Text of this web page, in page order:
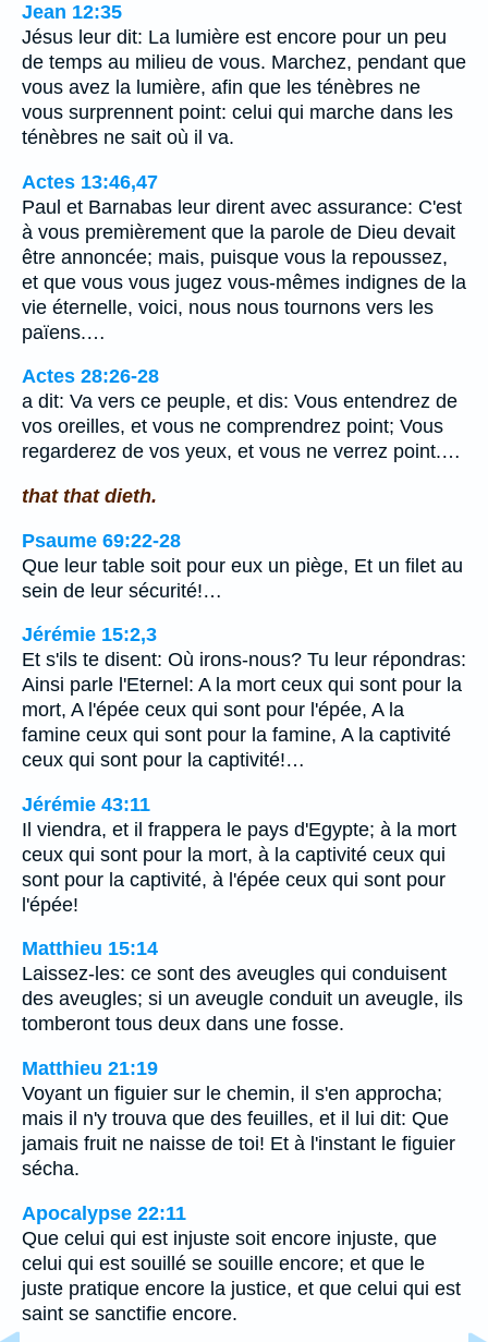
Jean 12:35
Jésus leur dit: La lumière est encore pour un peu
de temps au milieu de vous. Marchez, pendant que
vous avez la lumière, afin que les ténèbres ne
vous surprennent point: celui qui marche dans les
ténèbres ne sait où il va.
Actes 13:46,47
Paul et Barnabas leur dirent avec assurance: C'est
à vous premièrement que la parole de Dieu devait
être annoncée; mais, puisque vous la repoussez,
et que vous vous jugez vous-mêmes indignes de la
vie éternelle, voici, nous nous tournons vers les
païens.…
Actes 28:26-28
a dit: Va vers ce peuple, et dis: Vous entendrez de
vos oreilles, et vous ne comprendrez point; Vous
regarderez de vos yeux, et vous ne verrez point.…
that that dieth.
Psaume 69:22-28
Que leur table soit pour eux un piège, Et un filet au
sein de leur sécurité!…
Jérémie 15:2,3
Et s'ils te disent: Où irons-nous? Tu leur répondras:
Ainsi parle l'Eternel: A la mort ceux qui sont pour la
mort, A l'épée ceux qui sont pour l'épée, A la
famine ceux qui sont pour la famine, A la captivité
ceux qui sont pour la captivité!…
Jérémie 43:11
Il viendra, et il frappera le pays d'Egypte; à la mort
ceux qui sont pour la mort, à la captivité ceux qui
sont pour la captivité, à l'épée ceux qui sont pour
l'épée!
Matthieu 15:14
Laissez-les: ce sont des aveugles qui conduisent
des aveugles; si un aveugle conduit un aveugle, ils
tomberont tous deux dans une fosse.
Matthieu 21:19
Voyant un figuier sur le chemin, il s'en approcha;
mais il n'y trouva que des feuilles, et il lui dit: Que
jamais fruit ne naisse de toi! Et à l'instant le figuier
sécha.
Apocalypse 22:11
Que celui qui est injuste soit encore injuste, que
celui qui est souillé se souille encore; et que le
juste pratique encore la justice, et que celui qui est
saint se sanctifie encore.